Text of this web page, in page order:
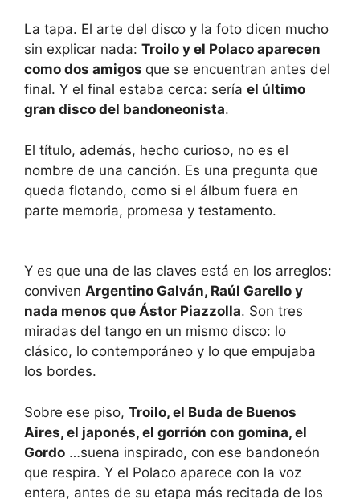
La tapa. El arte del disco y la foto dicen mucho
sin explicar nada: Troilo y el Polaco aparecen
como dos amigos que se encuentran antes del
final. Y el final estaba cerca: sería el último
gran disco del bandoneonista.
El título, además, hecho curioso, no es el
nombre de una canción. Es una pregunta que
queda flotando, como si el álbum fuera en
parte memoria, promesa y testamento.
Y es que una de las claves está en los arreglos:
conviven Argentino Galván, Raúl Garello y
nada menos que Ástor Piazzolla. Son tres
miradas del tango en un mismo disco: lo
clásico, lo contemporáneo y lo que empujaba
los bordes.
Sobre ese piso, Troilo, el Buda de Buenos
Aires, el japonés, el gorrión con gomina, el
Gordo …suena inspirado, con ese bandoneón
que respira. Y el Polaco aparece con la voz
entera, antes de su etapa más recitada de los